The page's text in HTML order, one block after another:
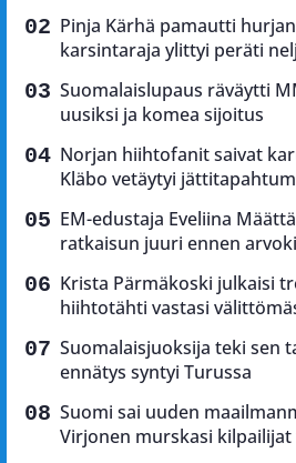
Pinja Kärhä pamautti
karsintaraja ylittyi peräti
Suomalaislupaus räväytti
uusiksi ja komea sijoitus
Norjan hiihtofanit saivat
Kläbo vetäytyi
EM-edustaja Eveliina
ratkaisun juuri ennen
Krista Pärmäkoski julkaisi
hiihtotähti vastasi
Suomalaisjuoksija teki sen
ennätys syntyi Turussa
Suomi sai uuden
Virjonen murskasi kilpailijat